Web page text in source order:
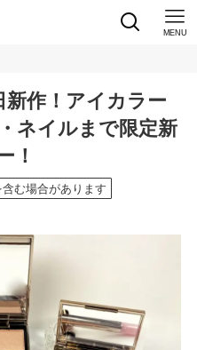
MENU
新作！アイカラー
ネイルまで限定新
！
む場合があります